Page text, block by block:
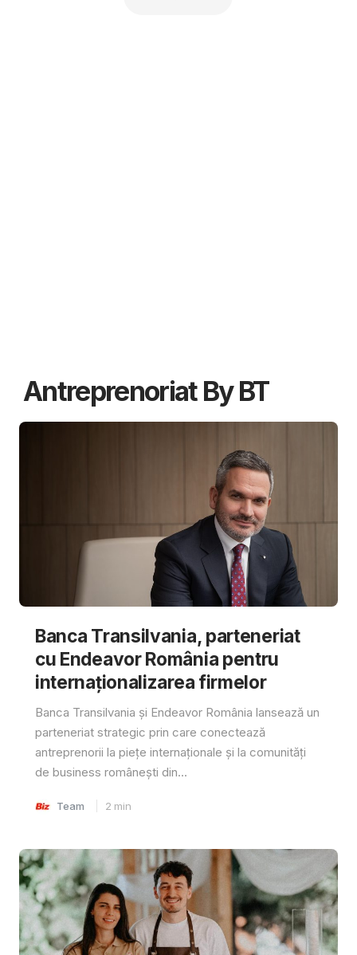
Antreprenoriat By BT
Banca Transilvania, parteneriat
cu Endeavor România pentru
internaționalizarea firmelor
Banca Transilvania și Endeavor România lansează un
parteneriat strategic prin care conectează
antreprenorii la piețe internaționale și la comunități
de business românești din...
Team 2 min